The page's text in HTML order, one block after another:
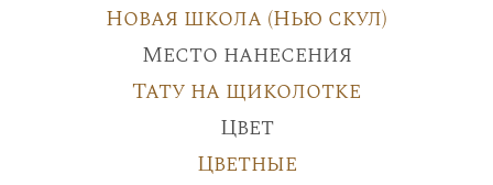
Новая школа (Нью скул)
Место нанесения
Тату на щиколотке
Цвет
Цветные